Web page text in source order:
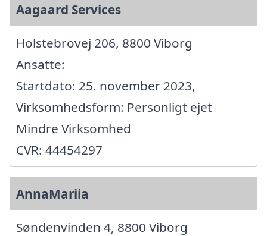
Aagaard Services
Holstebrovej 206, 8800 Viborg
Ansatte:
Startdato: 25. november 2023,
Virksomhedsform: Personligt ejet
Mindre Virksomhed
CVR: 44454297
AnnaMariia
Søndenvinden 4, 8800 Viborg